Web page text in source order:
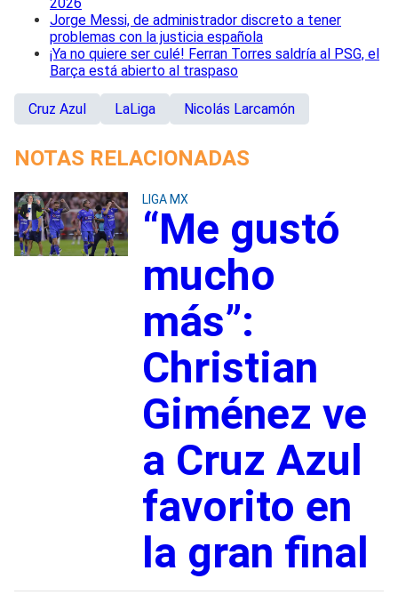
Jorge Messi, de administrador discreto a tener
problemas con la justicia española
¡Ya no quiere ser culé! Ferran Torres saldría al PSG, el
Barça está abierto al traspaso
Cruz Azul LaLiga Nicolás Larcamón
NOTAS RELACIONADAS
LIGA MX
“Me gustó
mucho
más”:
Christian
Giménez ve
a Cruz Azul
favorito en
la gran final